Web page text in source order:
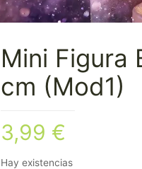
Mini Figura
cm (Mod1)
3,99 €
Hay existencias